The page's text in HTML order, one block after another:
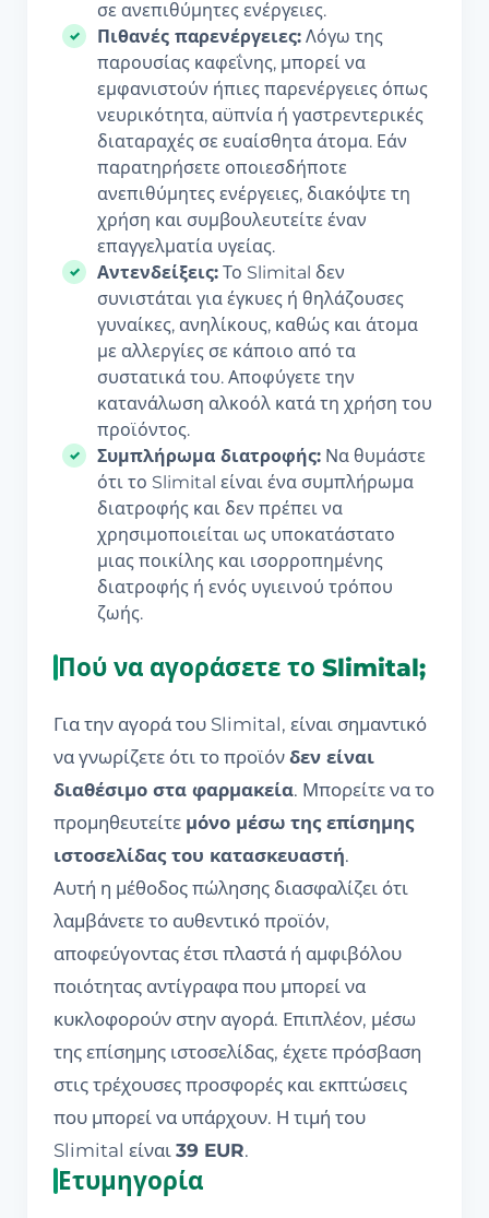
σε ανεπιθύμητες ενέργειες.
Πιθανές παρενέργειες: Λόγω της
παρουσίας καφεΐνης, μπορεί να
εμφανιστούν ήπιες παρενέργειες όπως
νευρικότητα, αϋπνία ή γαστρεντερικές
διαταραχές σε ευαίσθητα άτομα. Εάν
παρατηρήσετε οποιεσδήποτε
ανεπιθύμητες ενέργειες, διακόψτε τη
χρήση και συμβουλευτείτε έναν
επαγγελματία υγείας.
Αντενδείξεις: Το Slimital δεν
συνιστάται για έγκυες ή θηλάζουσες
γυναίκες, ανηλίκους, καθώς και άτομα
με αλλεργίες σε κάποιο από τα
συστατικά του. Αποφύγετε την
κατανάλωση αλκοόλ κατά τη χρήση του
προϊόντος.
Συμπλήρωμα διατροφής: Να θυμάστε
ότι το Slimital είναι ένα συμπλήρωμα
διατροφής και δεν πρέπει να
χρησιμοποιείται ως υποκατάστατο
μιας ποικίλης και ισορροπημένης
διατροφής ή ενός υγιεινού τρόπου
ζωής.
Πού να αγοράσετε το Slimital;
Για την αγορά του Slimital, είναι σημαντικό
να γνωρίζετε ότι το προϊόν δεν είναι
διαθέσιμο στα φαρμακεία. Μπορείτε να το
προμηθευτείτε μόνο μέσω της επίσημης
ιστοσελίδας του κατασκευαστή.
Αυτή η μέθοδος πώλησης διασφαλίζει ότι
λαμβάνετε το αυθεντικό προϊόν,
αποφεύγοντας έτσι πλαστά ή αμφιβόλου
ποιότητας αντίγραφα που μπορεί να
κυκλοφορούν στην αγορά. Επιπλέον, μέσω
της επίσημης ιστοσελίδας, έχετε πρόσβαση
στις τρέχουσες προσφορές και εκπτώσεις
που μπορεί να υπάρχουν. Η τιμή του
Slimital είναι 39 EUR.
Ετυμηγορία